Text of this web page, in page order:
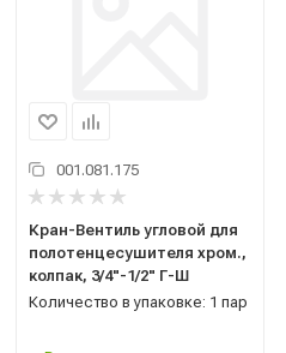
001.081.175
Кран-Вентиль угловой для
полотенцесушителя хром.,
колпак, 3/4"-1/2" Г-Ш
Количество в упаковке: 1 пар